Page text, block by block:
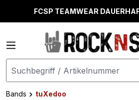
springenFCSP TEAMWEAR
Bands
tuXedoo